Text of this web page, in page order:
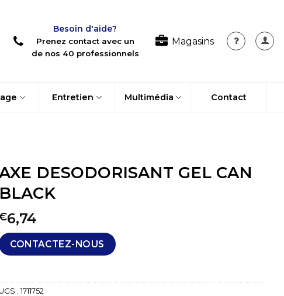
Besoin d'aide?
Prenez contact avec un
de nos 40 professionnels
Magasins
Entretien Multimédia Contact
DESODORISANT GEL CAN
BLACK
6,74
CONTACTEZ-NOUS
UGS : 1711752